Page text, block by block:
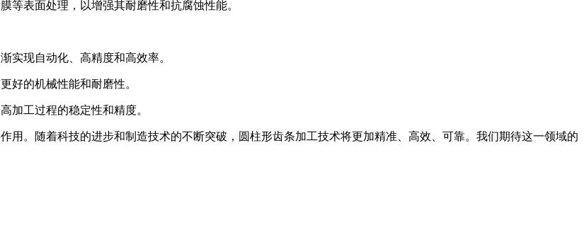
等表面处理，以增强其耐磨性和抗腐蚀性能。
实现自动化、高精度和高效率。
好的机械性能和耐磨性。
加工过程的稳定性和精度。
用。随着科技的进步和制造技术的不断突破，圆柱形齿条加工技术将更加精准、高效、可靠。我们期待这一领域的